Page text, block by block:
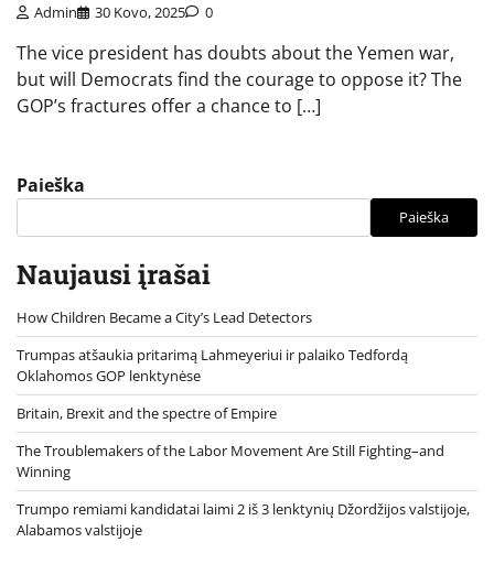
Admin 30 Kovo, 2025 0
The vice president has doubts about the Yemen war,
but will Democrats find the courage to oppose it? The
GOP’s fractures offer a chance to […]
Paieška
Paieška
Naujausi įrašai
How Children Became a City’s Lead Detectors
Trumpas atšaukia pritarimą Lahmeyeriui ir palaiko Tedfordą
Oklahomos GOP lenktynėse
Britain, Brexit and the spectre of Empire
The Troublemakers of the Labor Movement Are Still Fighting–and
Winning
Trumpo remiami kandidatai laimi 2 iš 3 lenktynių Džordžijos valstijoje,
Alabamos valstijoje